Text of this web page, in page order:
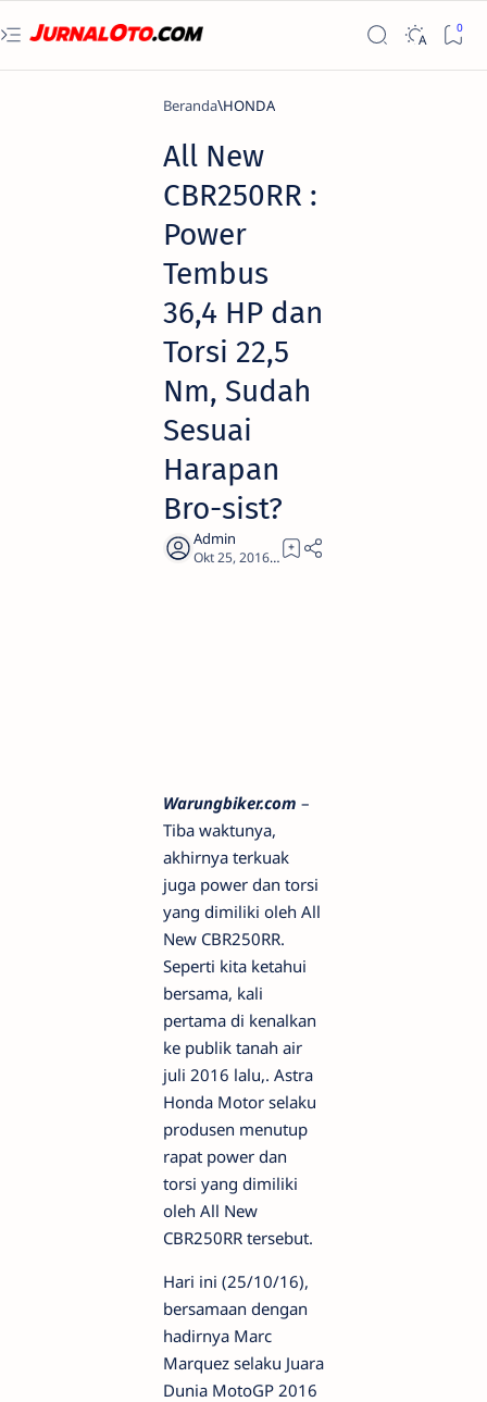
Beranda HONDA
All New
CBR250RR :
Power
Tembus
36,4 HP dan
Torsi 22,5
Nm, Sudah
Sesuai
Harapan
Bro-sist?
2
Warungbiker.com –
Tiba waktunya,
akhirnya terkuak
juga power dan torsi
yang dimiliki oleh All
New CBR250RR.
Seperti kita ketahui
bersama, kali
pertama di kenalkan
ke publik tanah air
juli 2016 lalu,. Astra
Honda Motor selaku
produsen menutup
rapat power dan
torsi yang dimiliki
oleh All New
CBR250RR tersebut.
Hari ini (25/10/16),
bersamaan dengan
hadirnya Marc
Marquez selaku Juara
Dunia MotoGP 2016